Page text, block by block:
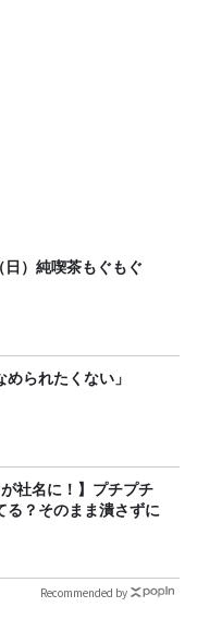
）純喫茶もぐもぐ
られたくない」
が社名に！】プチプチ
る？そのまま潰さずに
Recommended by